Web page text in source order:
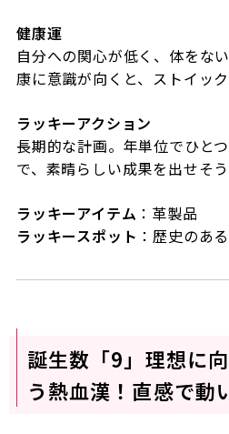
健康運
自分への関心が低く、体をな
康に意識が向くと、ストイック
ラッキーアクション
長期的な計画。年単位でひと
で、素晴らしい成果を出せそ
ラッキーアイテム ：革製品
ラッキースポット ：歴史のあ
誕生数「9」理想に
う熱血漢！直感で動